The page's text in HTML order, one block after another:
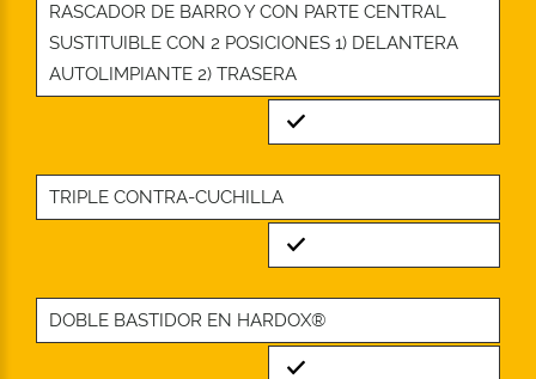
RASCADOR DE BARRO Y CON PARTE CENTRAL
SUSTITUIBLE CON 2 POSICIONES 1) DELANTERA
AUTOLIMPIANTE 2) TRASERA
Standard
TRIPLE CONTRA-CUCHILLA
Standard
DOBLE BASTIDOR EN HARDOX®
Standard